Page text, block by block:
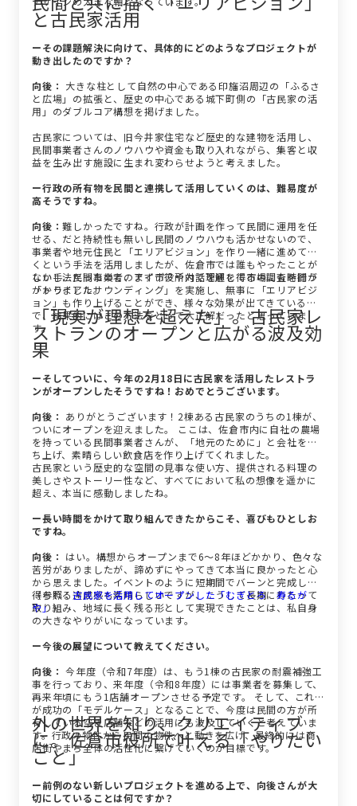
と古民家活用
ーその課題解決に向けて、具体的にどのようなプロジェクトが
動き出したのですか？
向後： 大きな柱として自然の中心である印旛沼周辺の「ふるさ
と広場」の拡張と、歴史の中心である城下町側の「古民家の活
用」のダブルコア構想を掲げました。
古民家については、旧今井家住宅など歴史的な建物を活用し、
民間事業者さんのノウハウや資金も取り入れながら、集客と収
益を生み出す施設に生まれ変わらせようと考えました。
ー行政の所有物を民間と連携して活用していくのは、難易度が
高そうですね。
向後：難しかったですね。行政が計画を作って民間に運用を任
せる、だと持続性も無いし民間のノウハウも活かせないので、
事業者や地元住民と「エリアビジョン」を作り一緒に進めてい
くという手法を活用しましたが、佐倉市では誰もやったことが
ない手法だったので、まず市役所内で理解を得るのにも時間が
かかりました。
しかし、民間事業者のアイデアや対話を通じて市場調査を行う
「トライアルサウンディング」を実施し、無事に「エリアビジ
ョン」も作り上げることができ、様々な効果が出てきているの
で、結果的にはこの方法をとって大正解だったと思っていま
す。
「現実が理想を超えた」。古民家レ
ストランのオープンと広がる波及効
果
ーそしてついに、今年の2月18日に古民家を活用したレストラ
ンがオープンしたそうですね！おめでとうございます。
向後： ありがとうございます！2棟ある古民家のうちの1棟が、
ついにオープンを迎えました。 ここは、佐倉市内に自社の農場
を持っている民間事業者さんが、「地元のために」と会社を立
ち上げ、素晴らしい飲食店を作り上げてくれました。
古民家という歴史的な空間の見事な使い方、提供される料理の
美しさやストーリー性など、すべてにおいて私の想像を遥かに
超え、本当に感動しましたね。
ー長い時間をかけて取り組んできたからこそ、喜びもひとしお
ですね。
向後： はい。構想からオープンまで6〜8年ほどかかり、色々な
苦労がありましたが、諦めずにやってきて本当に良かったと心
から思えました。イベントのように短期間でバーンと完成して
得られる達成感も素晴らしいですが、こうして長期にわたって
取り組み、地域に長く残る形として実現できたことは、私自身
の大きなやりがいになっています。
（参照：古民家を活用してオープンした「むぎとろ 寿るが
や」）
ー今後の展望について教えてください。
向後： 今年度（令和7年度）は、もう1棟の古民家の耐震補強工
事を行っており、来年度（令和8年度）には事業者を募集して、
再来年頃にもう1店舗オープンさせる予定です。 そして、これら
が成功の「モデルケース」となることで、今度は民間の方が所
有している空き店舗などの活用にも波及していくと考えていま
す。行政の物件から民間の物件へと動きを広げ、最終的には商
店街やまち全体の活性化に繋げていくのが目標です。
外の世界を知り、クリエイティブ
に。佐倉市役所で叶える「やりたい
こと」
ー前例のない新しいプロジェクトを進める上で、向後さんが大
切にしていることは何ですか？